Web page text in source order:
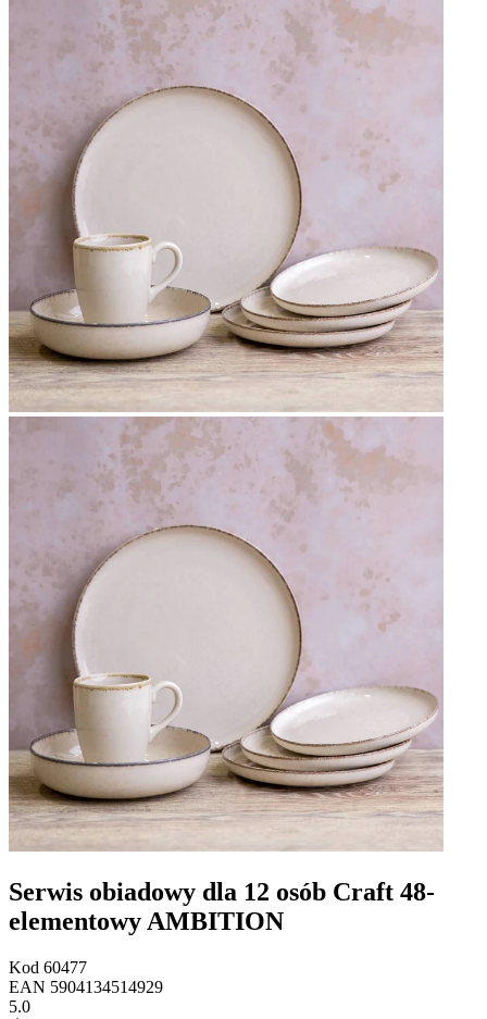
Serwis obiadowy dla 12 osób Craft 48-
elementowy AMBITION
Kod 60477
EAN 5904134514929
5.0